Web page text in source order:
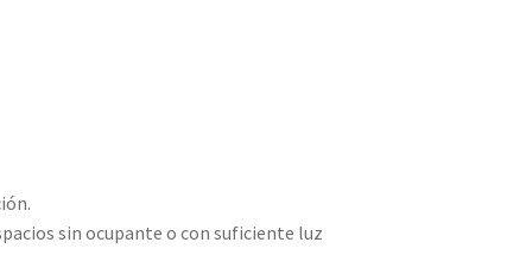
sin ocupante o con suficiente luz